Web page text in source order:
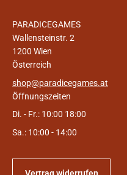
PARADICEGAMES
Wallensteinstr. 2
1200 Wien
Österreich
shop@paradicegames.at
Öffnungszeiten
Di. - Fr.: 10:00 18:00
Sa.: 10:00 - 14:00